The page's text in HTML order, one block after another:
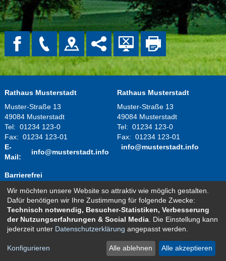
Rathaus Musterstadt
Muster-Straße 13
49084 Musterstadt
Tel: 01234 123-0
Fax: 01234 123-01
E-
Mail:
info@musterstadt.info
Rathaus Musterstadt
Muster-Straße 13
49084 Musterstadt
Tel: 01234 123-0
Fax: 01234 123-01
info@musterstadt.info
Montag - Donnerstag:
08.00 Uhr - 12.00 Uhr
14.00 Uhr - 16.00 Uhr
Freitag:
08.00 Uhr - 12.00 Uhr
und nach telefonischer Vereinbarung
Impressum Datenschutz Sitemap
Barrierefrei
Wir möchten unsere Website so attraktiv wie möglich gestalten.
Dafür benötigen wir Ihre Zustimmung für folgende Zwecke:
Technisch notwendig, Besucher-Statistiken, Verbesserung
der Nutzungserfahrungen & Social Media . Die Einstellung kann
jederzeit unter Datenschutzerklärung angepasst werden.
Konfigurieren Alle ablehnen Alle akzeptieren